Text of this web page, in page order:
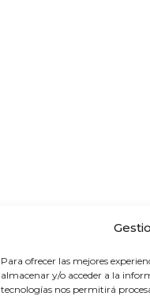
Para ofrecer las mejores
almacenar y/o acceder a la
tecnologías nos permitirá